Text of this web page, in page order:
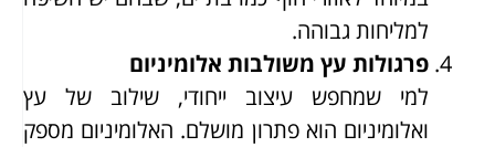
למליחות גבוהה.
פרגולות עץ משולבות אלומיניום
למי שמחפש עיצוב ייחודי, שילוב של עץ
ואלומיניום הוא פתרון מושלם. האלומיניום מספק